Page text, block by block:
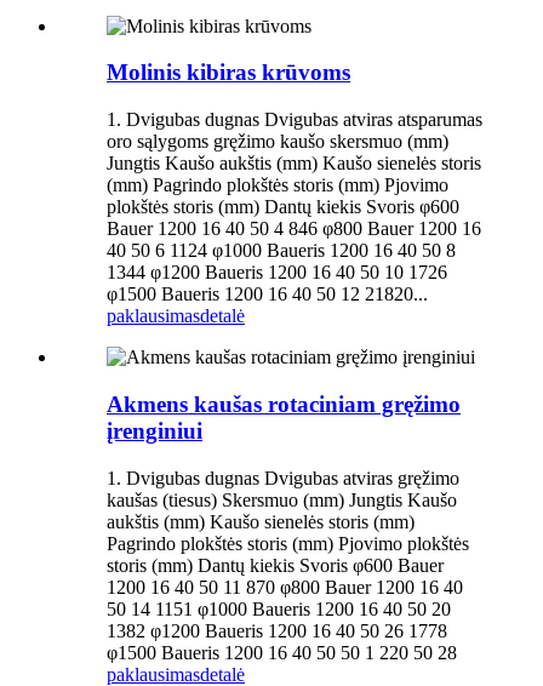
Molinis kibiras krūvoms
1. Dvigubas dugnas Dvigubas atviras atsparumas
oro sąlygoms gręžimo kaušo skersmuo (mm)
Jungtis Kaušo aukštis (mm) Kaušo sienelės storis
(mm) Pagrindo plokštės storis (mm) Pjovimo
plokštės storis (mm) Dantų kiekis Svoris φ600
Bauer 1200 16 40 50 4 846 φ800 Bauer 1200 16
40 50 6 1124 φ1000 Baueris 1200 16 40 50 8
1344 φ1200 Baueris 1200 16 40 50 10 1726
φ1500 Baueris 1200 16 40 50 12 21820...
paklausimasdetalė
Akmens kaušas rotaciniam gręžimo
įrenginiui
1. Dvigubas dugnas Dvigubas atviras gręžimo
kaušas (tiesus) Skersmuo (mm) Jungtis Kaušo
aukštis (mm) Kaušo sienelės storis (mm)
Pagrindo plokštės storis (mm) Pjovimo plokštės
storis (mm) Dantų kiekis Svoris φ600 Bauer
1200 16 40 50 11 870 φ800 Bauer 1200 16 40
50 14 1151 φ1000 Baueris 1200 16 40 50 20
1382 φ1200 Baueris 1200 16 40 50 26 1778
φ1500 Baueris 1200 16 40 50 50 1 220 50 28
paklausimasdetalė